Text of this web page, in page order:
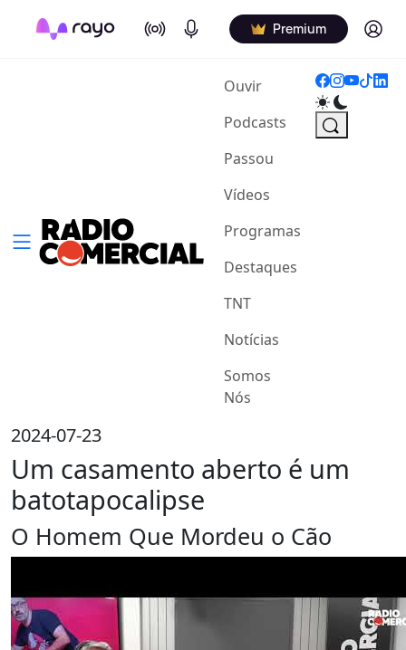
On Air Podcasts Premium Log in
Ouvir(current)
Podcasts
Passou
Vídeos
Programas
Destaques
TNT
Notícias
Somos
Nós
2024-07-23
Um casamento aberto é um
batotapocalipse
O Homem Que Mordeu o Cão